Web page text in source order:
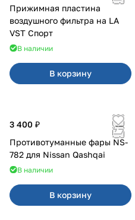
Прижимная пластина
воздушного фильтра на LA
VST Спорт
В наличии
В корзину
3 400 ₽
Противотуманные фары NS-
782 для Nissan Qashqai
В наличии
В корзину